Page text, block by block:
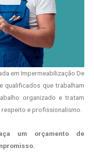
em Impermeabilização De
qualificados que trabalham
organizado e tratam
e profissionalismo.
um orçamento de